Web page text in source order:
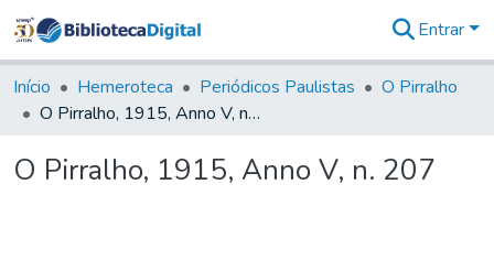
&
Coleções
Tudo na
Digital
Entrar
Início Hemeroteca Periódicos Paulistas
O Pirralho
O Pirralho, 1915, Anno V, n. 207
O Pirralho, 1915, Anno V, n. 207